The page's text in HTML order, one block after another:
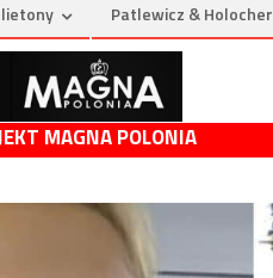
Patlewicz & Holocher
MAGNA POLONIA